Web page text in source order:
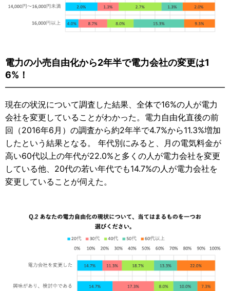
電力の小売自由化から2年半で電力会社の変更は1
6%！
現在の状況について調査した結果、全体で16%の人が電力
会社を変更していることがわかった。電力自由化直後の前
回（2016年6月）の調査から約2年半で4.7%から11.3%増加
したという結果となる。 年代別にみると、月の電気料金が
高い60代以上の年代が22.0%と多くの人が電力会社を変更
している他、20代の若い年代でも14.7%の人が電力会社を
変更していることが伺えた。